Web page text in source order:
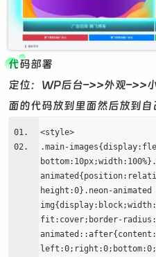
代码部署
定位：WP后台–>>外观–>>
面的代码放到里面然后放到自
<style>
.main-
height:0}.neon-animated
fit:cover;border-